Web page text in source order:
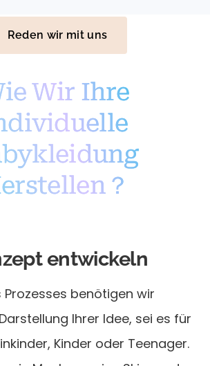
Reden wir mit uns
Wir Ihre
？
entwickeln
Prozesses benötigen wir
Ihrer Idee, sei es für
Kinder oder Teenager.